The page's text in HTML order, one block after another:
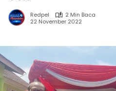
Redpel
2 Min Baca
22 November 2022